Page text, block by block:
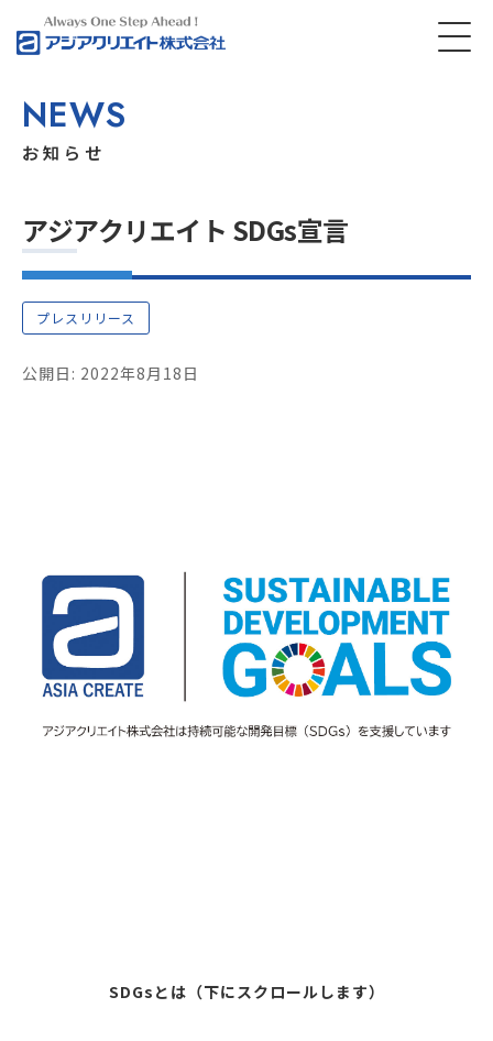
NEWS
お知らせ
アジアクリエイト SDGs宣言
プレスリリース
公開日: 2022年8月18日
SDGsとは（下にスクロールします）